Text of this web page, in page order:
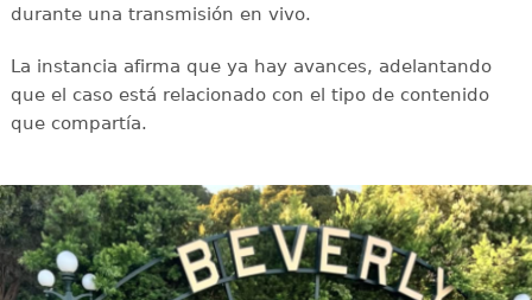
durante una transmisión en vivo.
La instancia afirma que ya hay avances, adelantando
que el caso está relacionado con el tipo de contenido
que compartía.